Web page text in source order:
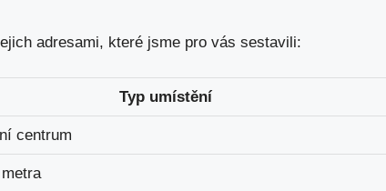
adresami, které jsme pro ‍vás sestavili:
Typ umístění
centrum